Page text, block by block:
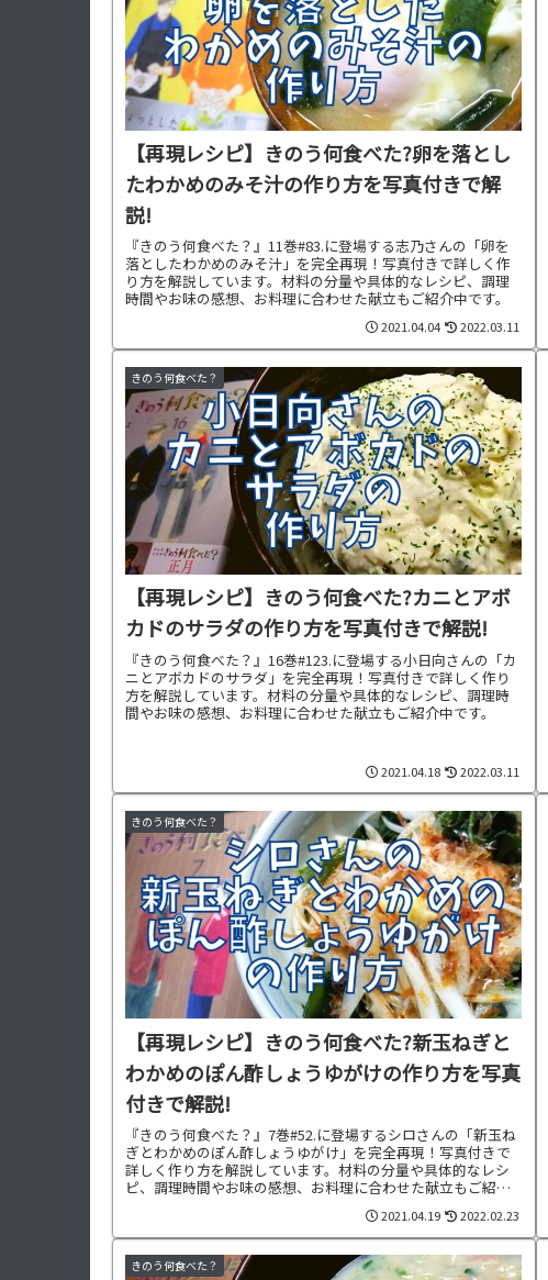
【再現レシピ】きのう何食べた?卵を落とし
たわかめのみそ汁の作り方を写真付きで解
説!
『きのう何食べた？』11巻#83.に登場する志乃さんの「卵を
落としたわかめのみそ汁」を完全再現！写真付きで詳しく作
り方を解説しています。材料の分量や具体的なレシピ、調理
時間やお味の感想、お料理に合わせた献立もご紹介中です。
2021.04.04 2022.03.11
きのう何食べた？
【再現レシピ】きのう何食べた?カニとアボ
カドのサラダの作り方を写真付きで解説!
『きのう何食べた？』16巻#123.に登場する小日向さんの「カ
ニとアボカドのサラダ」を完全再現！写真付きで詳しく作り
方を解説しています。材料の分量や具体的なレシピ、調理時
間やお味の感想、お料理に合わせた献立もご紹介中です。
2021.04.18 2022.03.11
きのう何食べた？
【再現レシピ】きのう何食べた?新玉ねぎと
わかめのぽん酢しょうゆがけの作り方を写真
付きで解説!
『きのう何食べた？』7巻#52.に登場するシロさんの「新玉ね
ぎとわかめのぽん酢しょうゆがけ」を完全再現！写真付きで
詳しく作り方を解説しています。材料の分量や具体的なレシ
ピ、調理時間やお味の感想、お料理に合わせた献立もご紹介
2021.04.19 2022.02.23
きのう何食べた？